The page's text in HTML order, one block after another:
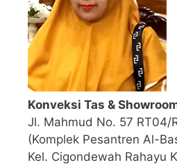
Konveksi Tas &
Jl. Mahmud No. 57 RT04/
(Komplek Pesantren Al-
Kel. Cigondewah Rahayu